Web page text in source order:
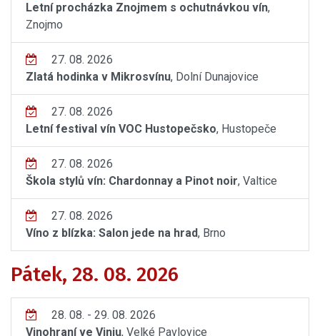
Letní procházka Znojmem s ochutnávkou vín,
Znojmo
27. 08. 2026
Zlatá hodinka v Mikrosvínu, Dolní Dunajovice
27. 08. 2026
Letní festival vín VOC Hustopečsko, Hustopeče
27. 08. 2026
Škola stylů vín: Chardonnay a Pinot noir, Valtice
27. 08. 2026
Víno z blízka: Salon jede na hrad, Brno
Pátek, 28. 08. 2026
28. 08. - 29. 08. 2026
Vinohraní ve Viniu, Velké Pavlovice